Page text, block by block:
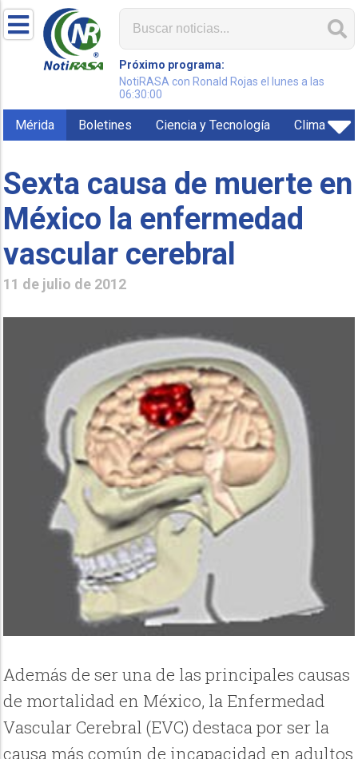
Próximo programa:
NotiRASA con Ronald Rojas el lunes a las
06:30:00
Mérida Boletines Ciencia y Tecnología Clima
Sexta causa de muerte en
México la enfermedad
vascular cerebral
11 de julio de 2012
Además de ser una de las principales causas
de mortalidad en México, la Enfermedad
Vascular Cerebral (EVC) destaca por ser la
causa más común de incapacidad en adultos